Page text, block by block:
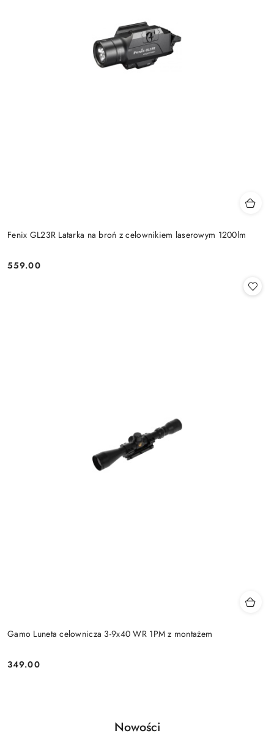
Fenix GL23R Latarka na broń z celownikiem laserowym 1200lm
Cena:
559.00
Gamo Luneta celownicza 3-9x40 WR 1PM z montażem
Cena:
349.00
Pomiń karuzelę produktów
Produkty
Nowości